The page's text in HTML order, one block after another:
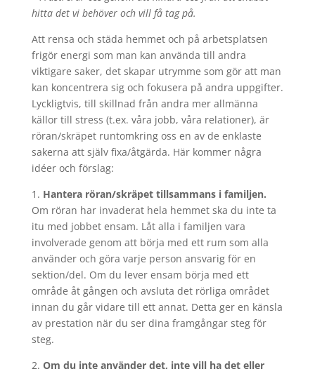
hitta det vi behöver och vill få tag på.
Att rensa och städa hemmet och på arbetsplatsen
frigör energi som man kan använda till andra
viktigare saker, det skapar utrymme som gör att man
kan koncentrera sig och fokusera på andra uppgifter.
Lyckligtvis, till skillnad från andra mer allmänna
källor till stress (t.ex. våra jobb, våra relationer), är
röran/skräpet runtomkring oss en av de enklaste
sakerna att själv fixa/åtgärda. Här kommer några
idéer och förslag:
1. Hantera röran/skräpet tillsammans i familjen.
Om röran har invaderat hela hemmet ska du inte ta
itu med jobbet ensam. Låt alla i familjen vara
involverade genom att börja med ett rum som alla
använder och göra varje person ansvarig för en
sektion/del. Om du lever ensam börja med ett
område åt gången och avsluta det rörliga området
innan du går vidare till ett annat. Detta ger en känsla
av prestation när du ser dina framgångar steg för
steg.
2. Om du inte använder det, inte vill ha det eller